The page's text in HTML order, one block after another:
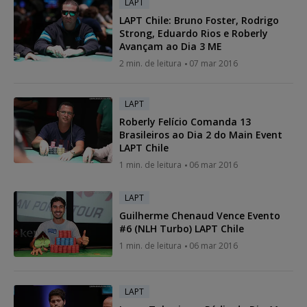
LAPT Chile: Bruno Foster, Rodrigo
Strong, Eduardo Rios e Roberly
Avançam ao Dia 3 ME
2 min. de leitura 07 mar 2016
LAPT
Roberly Felício Comanda 13
Brasileiros ao Dia 2 do Main Event
LAPT Chile
1 min. de leitura 06 mar 2016
LAPT
Guilherme Chenaud Vence Evento
#6 (NLH Turbo) LAPT Chile
1 min. de leitura 06 mar 2016
LAPT